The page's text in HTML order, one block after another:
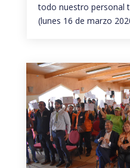
todo nuestro personal
(lunes 16 de marzo